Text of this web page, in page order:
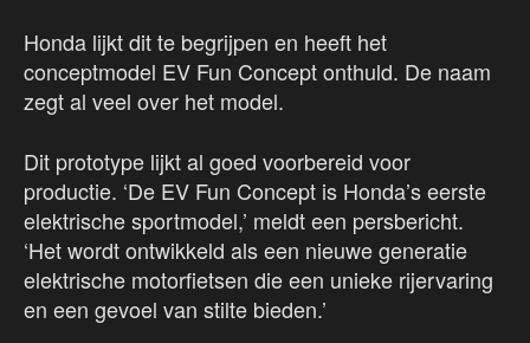
Honda lijkt dit te begrijpen en heeft het
conceptmodel EV Fun Concept onthuld. De naam
zegt al veel over het model.
Dit prototype lijkt al goed voorbereid voor
productie. ‘De EV Fun Concept is Honda’s eerste
elektrische sportmodel,’ meldt een persbericht.
‘Het wordt ontwikkeld als een nieuwe generatie
elektrische motorfietsen die een unieke rijervaring
en een gevoel van stilte bieden.’